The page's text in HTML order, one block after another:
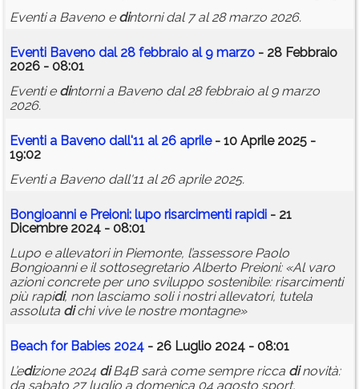
Eventi a Baveno e dintorni dal 7 al 28 marzo 2026.
Eventi Baveno dal 28 febbraio al 9 marzo - 28 Febbraio
2026 - 08:01
Eventi e dintorni a Baveno dal 28 febbraio al 9 marzo
2026.
Eventi a Baveno dall'11 al 26 aprile- 10 Aprile 2025 -
19:02
Eventi a Baveno dall'11 al 26 aprile 2025.
Bongioanni e Preioni: lupo risarcimenti rapidi - 21
Dicembre 2024 - 08:01
Lupo e allevatori in Piemonte, l’assessore Paolo
Bongioanni e il sottosegretario Alberto Preioni: «Al varo
azioni concrete per uno sviluppo sostenibile: risarcimenti
più rapidi, non lasciamo soli i nostri allevatori, tutela
assoluta dichi vive le nostre montagne»
Beach for Babies 2024 - 26 Luglio 2024 - 08:01
L’edizione 2024 diB4B sarà come sempre ricca dinovità:
da sabato 27 luglio a domenica 04 agosto sport,